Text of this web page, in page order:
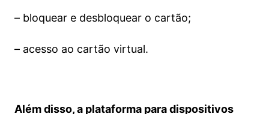
– bloquear e desbloquear o cartão;
– acesso ao cartão virtual.
Além disso, a plataforma para dispositivos